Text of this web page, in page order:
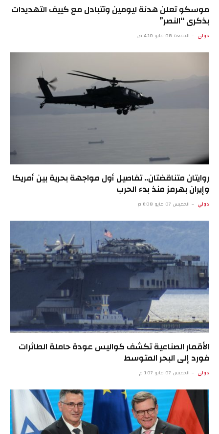
موسكو تعلن هدنة ليومين وتتبادل مع كييف التهديدات
بذكرى “النصر”
دولي الجمعة 08 مايو 4:10 ص
روايتان متناقضتان.. تفاصيل أول مواجهة بحرية بين أمريكا
وإيران بهرمز منذ بدء الحرب
دولي الخميس 07 مايو 6:08 م
الأقمار الصناعية تكشف كواليس عودة حاملة الطائرات
فورد إلى البحر المتوسط
دولي الخميس 07 مايو 1:07 م